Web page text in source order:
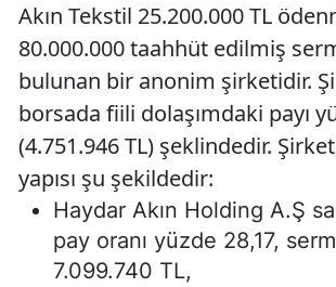
Akın Tekstil 25.200.000 TL
80.000.000 taahhüt edilmiş
bulunan bir anonim şirketidir.
borsada fiili dolaşımdaki payı
(4.751.946 TL) şeklindedir.
yapısı şu şekildedir:
Haydar Akın Holding A.Ş
pay oranı yüzde 28,17,
7.099.740 TL,